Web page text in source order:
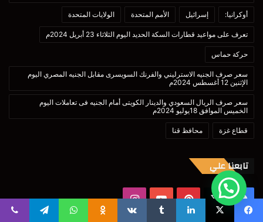
أوكرانيا: إسرائيل الأمم المتحدة الولايات المتحدة
تعرف على مواعيد قطارات السكة الحديد اليوم الثلاثاء 23 أبريل 2024م
حركة حماس
سعر صرف الجنيه الاسترليني والفرنك السويسرى مقابل الجنيه المصري اليوم
الإثنين 12 أغسطس 2024م
سعر صرف الريال السعودي والدينار الكويتى أمام الجنيه فى تعاملات اليوم
الخميس الموافق 18يوليو 2024م
قطاع غزة محافظ قنا
تابعنا علي
فيسبوك
‫X بينتيريست‫YouTubeانستقرام